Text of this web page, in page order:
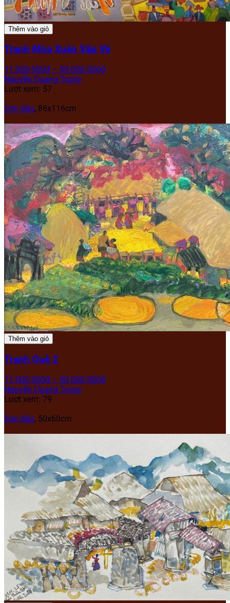
Thêm vào giỏ
Tranh Mùa Xuân Sắp Về
11.000.000₫ – 50.000.000₫
Nguyễn Quang Trung
Lượt xem: 57
Sơn dầu, 86x116cm
Thêm vào giỏ
Tranh Quê 2
11.000.000₫ – 50.000.000₫
Nguyễn Quang Trung
Lượt xem: 79
Sơn dầu, 50x60cm